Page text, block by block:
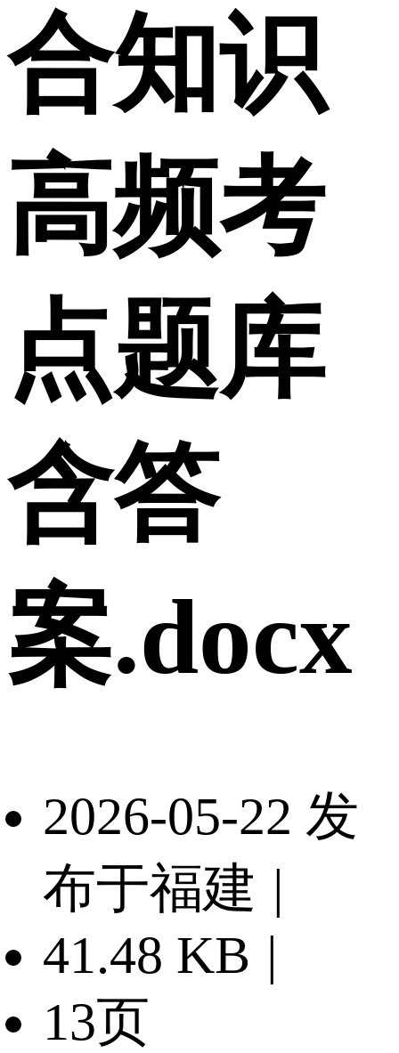
合知识
高频考
点题库
含答
案.docx
2026-05-22 发
布于福建 |
41.48 KB |
13页